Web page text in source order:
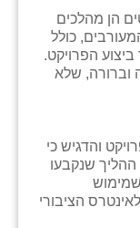
הן מהלכים
כולל
הפרויקט.
וברורה, שלא
והדגיש כי
שנקבעו
הציבורי